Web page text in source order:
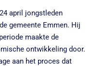
april jongstleden
gemeente Emmen. Hij
maakte de
ontwikkeling door.
aan het proces dat